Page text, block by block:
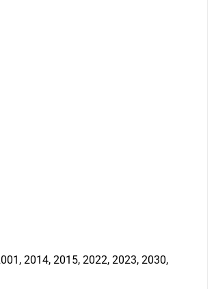
2014, 2015, 2022, 2023, 2030,